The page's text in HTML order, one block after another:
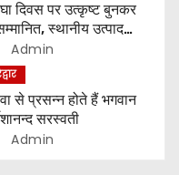
दिवस पर उत्कृष्ट बुनकर
स्थानीय उत्पाद
Admin
से प्रसन्न होते हैं भगवान
सरस्वती
Admin